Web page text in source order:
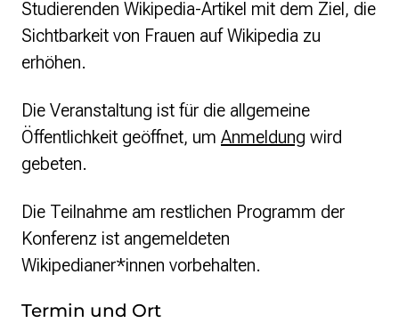
Studierenden Wikipedia-Artikel mit dem Ziel, die
Sichtbarkeit von Frauen auf Wikipedia zu
erhöhen.
Die Veranstaltung ist für die allgemeine
Öffentlichkeit geöffnet, um Anmeldung wird
gebeten.
Die Teilnahme am restlichen Programm der
Konferenz ist angemeldeten
Wikipedianer*innen vorbehalten.
Termin und Ort